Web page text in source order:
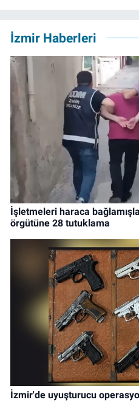
İzmir Haberleri
İşletmeleri haraca
örgütüne 28 tutuklama
İzmir'de uyuşturucu